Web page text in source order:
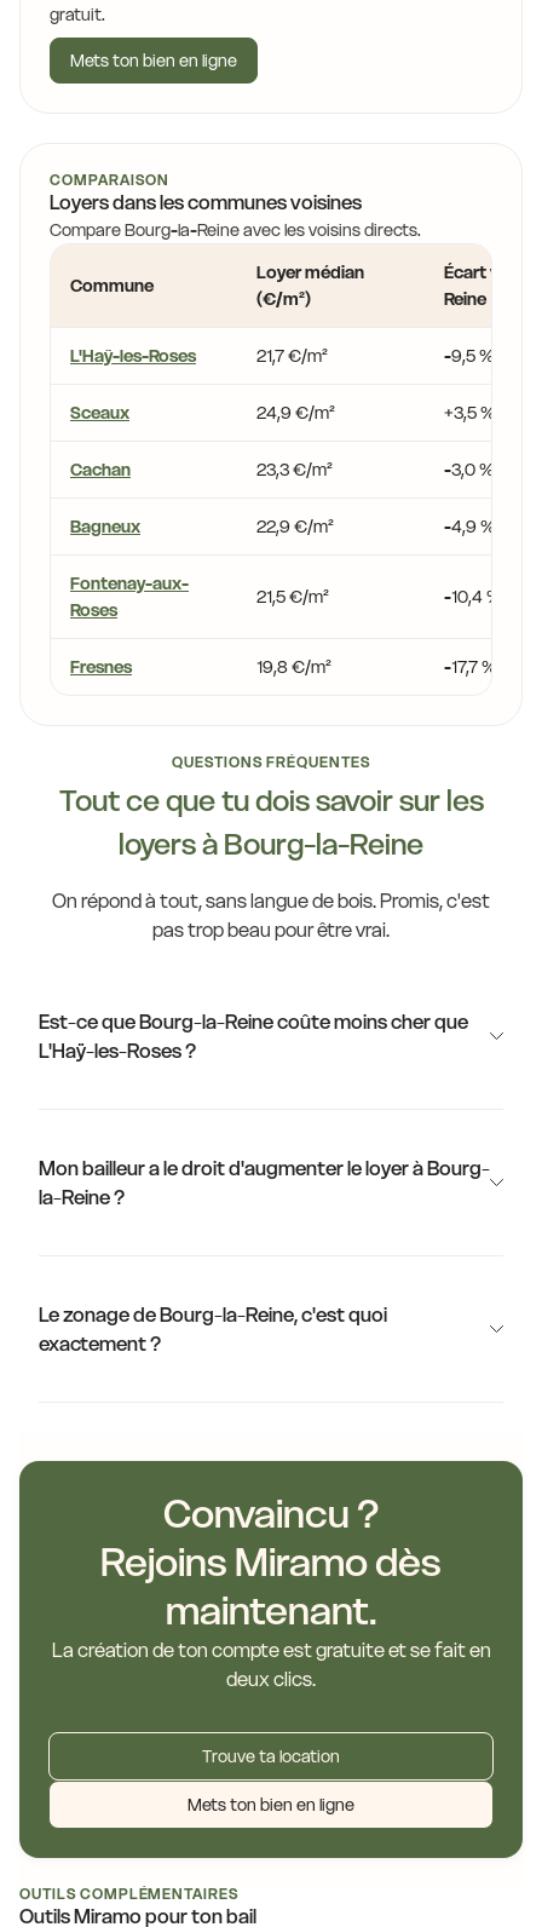
gratuit.
Mets ton bien en ligne
COMPARAISON
Loyers dans les communes voisines
Compare Bourg-la-Reine avec les voisins directs.
Commune
Loyer médian
(€/m²)
Écart vs
Reine
L'Haÿ-les-Roses 21,7 €/m² -9,5 %
Sceaux 24,9 €/m² +3,5 %
Cachan 23,3 €/m² -3,0 %
Bagneux 22,9 €/m² -4,9 %
Fontenay-aux-
Roses
21,5 €/m² -10,4 %
Fresnes 19,8 €/m² -17,7 %
QUESTIONS FRÉQUENTES
Tout ce que tu dois savoir sur les
loyers à Bourg-la-Reine
On répond à tout, sans langue de bois. Promis, c'est
pas trop beau pour être vrai.
Est-ce que Bourg-la-Reine coûte moins cher que
L'Haÿ-les-Roses ?
Mon bailleur a le droit d'augmenter le loyer à Bourg-
la-Reine ?
Le zonage de Bourg-la-Reine, c'est quoi
exactement ?
Convaincu ?
Rejoins Miramo dès
maintenant.
La création de ton compte est gratuite et se fait en
deux clics.
Trouve ta location
Mets ton bien en ligne
OUTILS COMPLÉMENTAIRES
Outils Miramo pour ton bail